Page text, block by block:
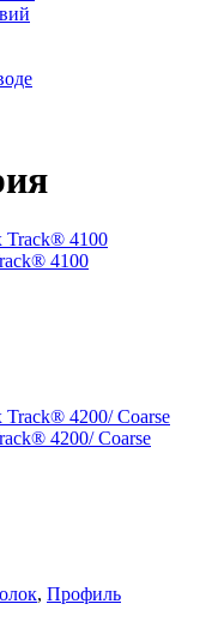
4100
4200/ Coarse
, Профиль